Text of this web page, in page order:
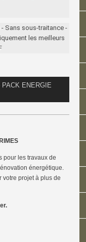
Sans sous-traitance -
les meilleurs
ENERGIE
pour les travaux de
énergétique.
votre projet à plus de